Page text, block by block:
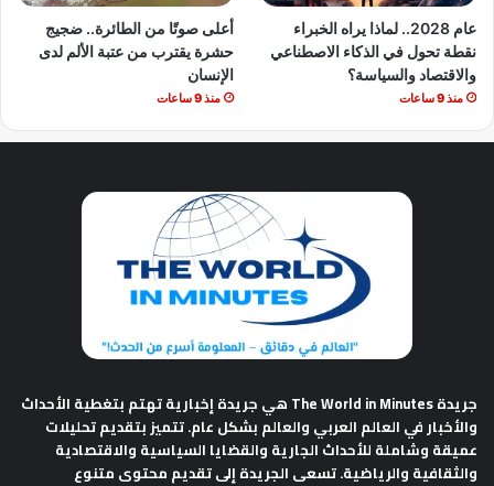
عام 2028.. لماذا يراه الخبراء
نقطة تحول في الذكاء الاصطناعي
والاقتصاد والسياسة؟
منذ 9 ساعات
أعلى صوتًا من الطائرة.. ضجيج
حشرة يقترب من عتبة الألم لدى
الإنسان
منذ 9 ساعات
جريدة The World in Minutes
هي جريدة إخبارية تهتم بتغطية الأحداث
والأخبار في العالم العربي والعالم بشكل عام. تتميز بتقديم تحليلات
عميقة وشاملة للأحداث الجارية والقضايا السياسية والاقتصادية
والثقافية والرياضية. تسعى الجريدة إلى تقديم محتوى متنوع